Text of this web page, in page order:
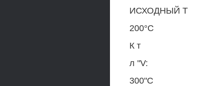
ИСХОДНЫЙ Т
200°С
К т
л "V:
300"С